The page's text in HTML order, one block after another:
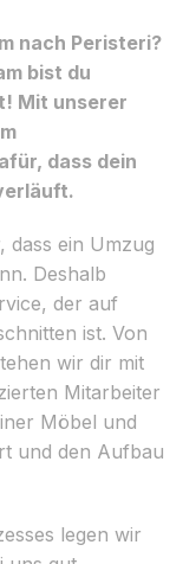
nach Peristeri?
bist du
Mit unserer
dass dein
dass ein Umzug
Deshalb
der auf
ist. Von
wir dir mit
Mitarbeiter
Möbel und
und den Aufbau
legen wir